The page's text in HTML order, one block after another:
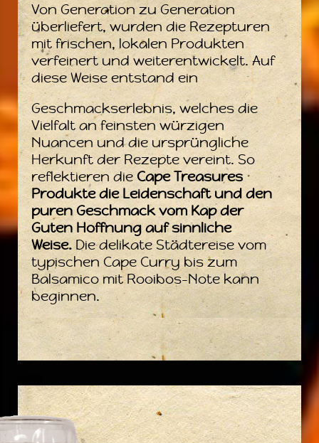
Von Generation zu Generation
überliefert, wurden die Rezepturen
mit frischen, lokalen Produkten
verfeinert und weiterentwickelt. Auf
diese Weise entstand ein
Geschmackserlebnis, welches die
Vielfalt an feinsten würzigen
Nuancen und die ursprüngliche
Herkunft der Rezepte vereint. So
reflektieren die Cape Treasures
Produkte die Leidenschaft und den
puren Geschmack vom Kap der
Guten Hoffnung auf sinnliche
Weise.Die delikate Städtereise vom
typischen Cape Curry bis zum
Balsamico mit Rooibos-Note kann
beginnen.